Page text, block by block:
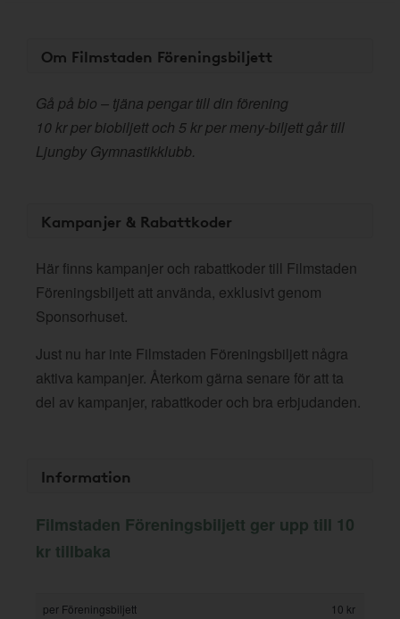
Om Filmstaden Föreningsbiljett
Gå på bio – tjäna pengar till din förening
10 kr per biobiljett och 5 kr per meny-biljett går till
Ljungby Gymnastikklubb.
Kampanjer & Rabattkoder
Här finns kampanjer och rabattkoder till Filmstaden
Föreningsbiljett att använda, exklusivt genom
Sponsorhuset.
Just nu har inte Filmstaden Föreningsbiljett några
aktiva kampanjer. Återkom gärna senare för att ta
del av kampanjer, rabattkoder och bra erbjudanden.
Information
Filmstaden Föreningsbiljett ger upp till 10
kr tillbaka
per Föreningsbiljett
10 kr